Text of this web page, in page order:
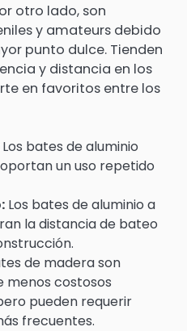
otro lado, son
y amateurs debido
punto dulce. Tienden
y distancia en los
en favoritos entre los
Los bates de aluminio
un uso repetido
Los bates de aluminio a
la distancia de bateo
de madera son
costosos
pueden requerir
frecuentes.